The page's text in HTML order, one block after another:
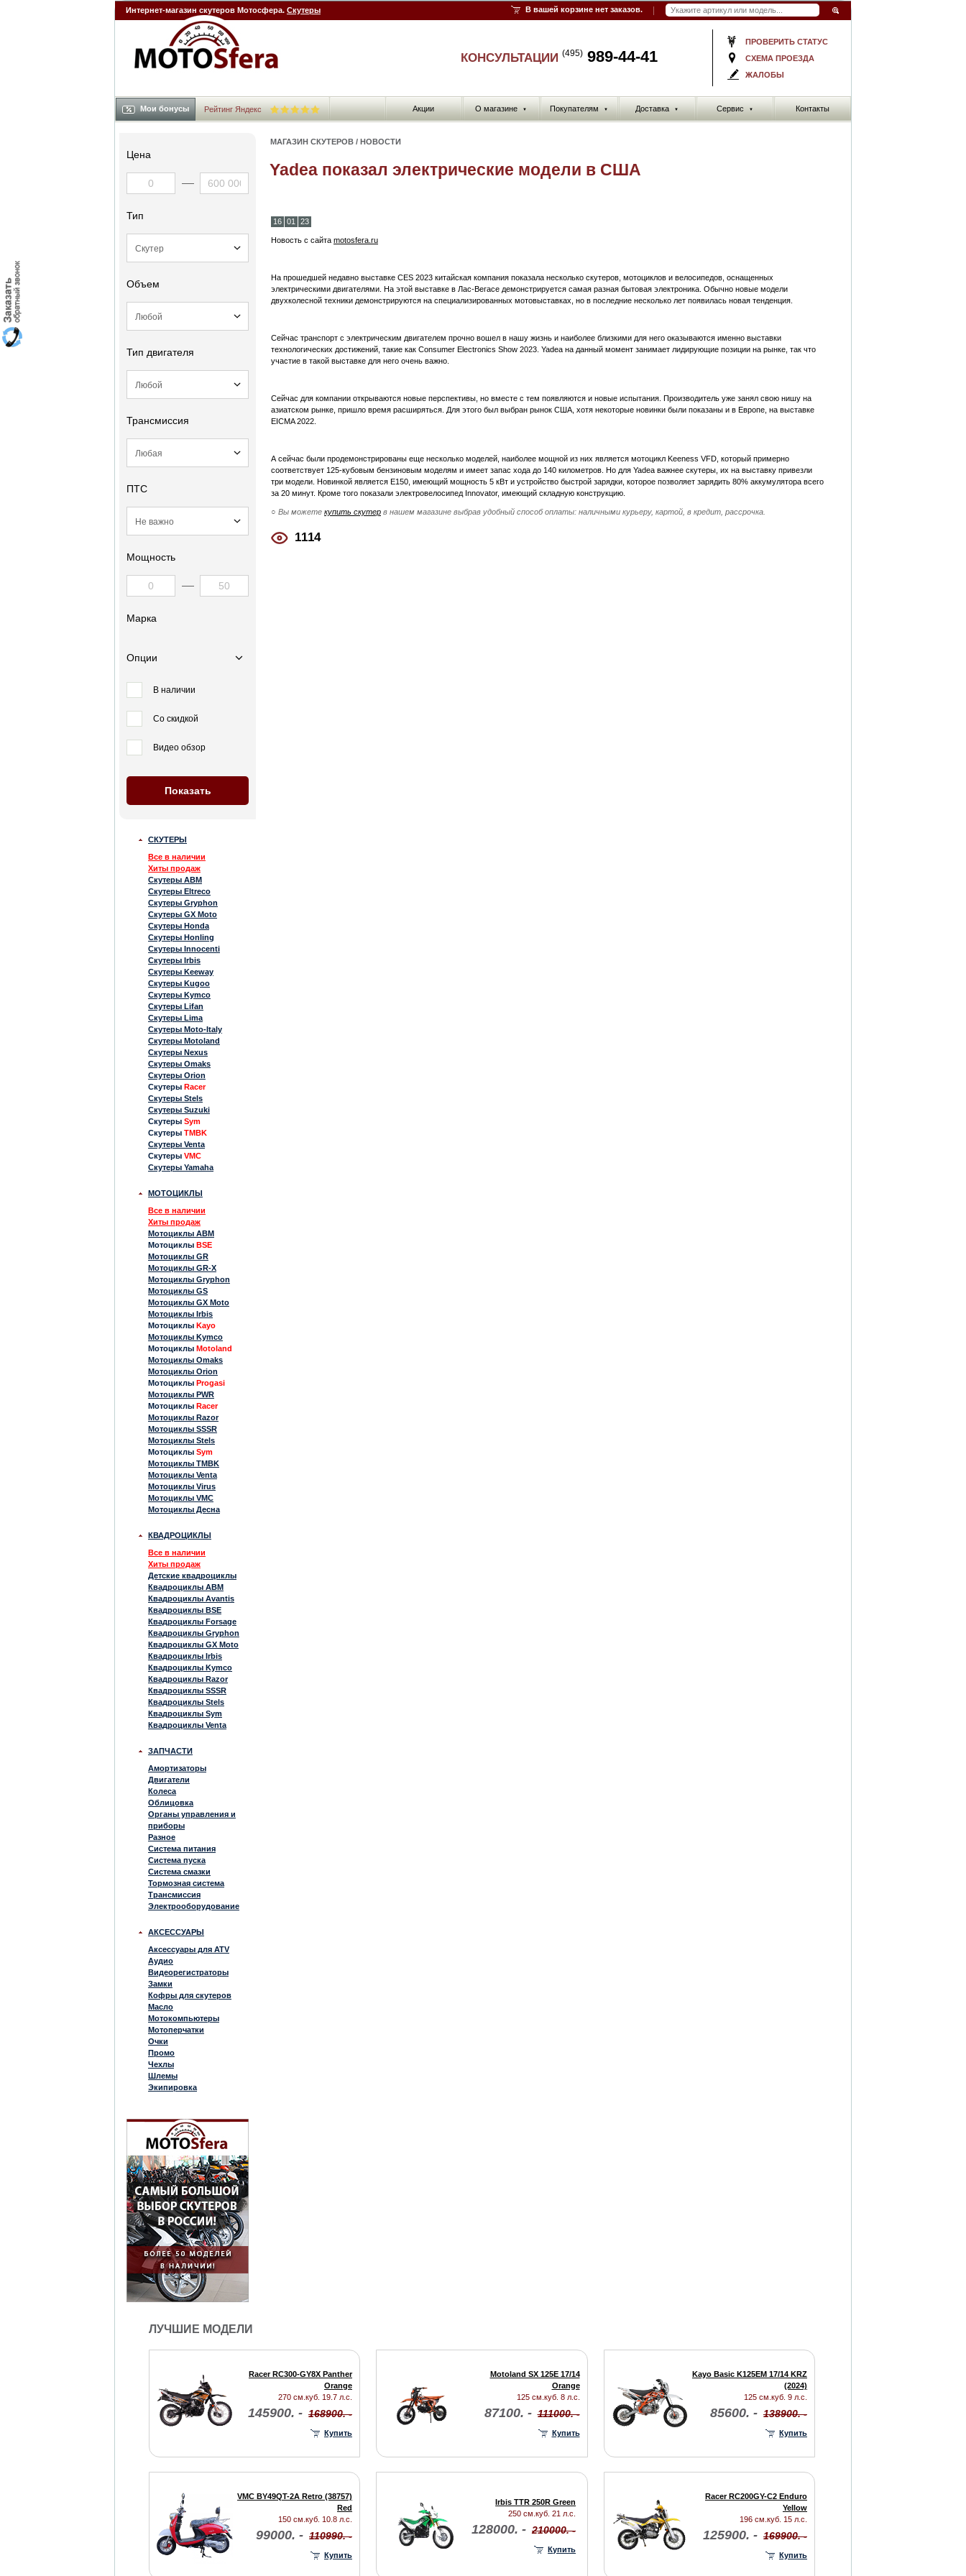
Интернет-магазин скутеров Мотосфера. Скутеры В вашей корзине нет заказов.
ПРОВЕРИТЬ СТАТУС
СХЕМА ПРОЕЗДА
ЖАЛОБЫ
КОНСУЛЬТАЦИИ (495) 989-44-41
Акции О магазине ▼ Покупателям ▼ Доставка ▼ Сервис ▼ Контакты
Мои бонусы Рейтинг Яндекс
Цена
Тип
Объем
Тип двигателя
Трансмиссия
ПТС
Мощность
Марка
Опции
В наличии
Со скидкой
Видео обзор
СКУТЕРЫ
Все в наличии
Хиты продаж
Скутеры ABM
Скутеры Eltreco
Скутеры Gryphon
Скутеры GX Moto
Скутеры Honda
Скутеры Honling
Скутеры Innocenti
Скутеры Irbis
Скутеры Keeway
Скутеры Kugoo
Скутеры Kymco
Скутеры Lifan
Скутеры Lima
Скутеры Moto-Italy
Скутеры Motoland
Скутеры Nexus
Скутеры Omaks
Скутеры Orion
Скутеры Racer
Скутеры Stels
Скутеры Suzuki
Скутеры Sym
Скутеры TMBK
Скутеры Venta
Скутеры VMC
Скутеры Yamaha
МОТОЦИКЛЫ
Все в наличии
Хиты продаж
Мотоциклы ABM
Мотоциклы BSE
Мотоциклы GR
Мотоциклы GR-X
Мотоциклы Gryphon
Мотоциклы GS
Мотоциклы GX Moto
Мотоциклы Irbis
Мотоциклы Kayo
Мотоциклы Kymco
Мотоциклы Motoland
Мотоциклы Omaks
Мотоциклы Orion
Мотоциклы Progasi
Мотоциклы PWR
Мотоциклы Racer
Мотоциклы Razor
Мотоциклы SSSR
Мотоциклы Stels
Мотоциклы Sym
Мотоциклы TMBK
Мотоциклы Venta
Мотоциклы Virus
Мотоциклы VMC
Мотоциклы Десна
КВАДРОЦИКЛЫ
Все в наличии
Хиты продаж
Детские квадроциклы
Квадроциклы ABM
Квадроциклы Avantis
Квадроциклы BSE
Квадроциклы Forsage
Квадроциклы Gryphon
Квадроциклы GX Moto
Квадроциклы Irbis
Квадроциклы Kymco
Квадроциклы Razor
Квадроциклы SSSR
Квадроциклы Stels
Квадроциклы Sym
Квадроциклы Venta
ЗАПЧАСТИ
Амортизаторы
Двигатели
Колеса
Облицовка
Органы управления и
приборы
Разное
Система питания
Система пуска
Система смазки
Тормозная система
Трансмиссия
Электрооборудование
АКСЕССУАРЫ
Аксессуары для ATV
Аудио
Видеорегистраторы
Замки
Кофры для скутеров
Масло
Мотокомпьютеры
Мотоперчатки
Очки
Промо
Чехлы
Шлемы
Экипировка
МАГАЗИН СКУТЕРОВ / НОВОСТИ
Yadea показал электрические модели в США
16 01 23
Новость с сайта motosfera.ru
На прошедшей недавно выставке СES 2023 китайская компания показала несколько скутеров, мотоциклов и велосипедов, оснащенных
электрическими двигателями. На этой выставке в Лас-Вегасе демонстрируется самая разная бытовая электроника. Обычно новые модели
двухколесной техники демонстрируются на специализированных мотовыставках, но в последние несколько лет появилась новая тенденция.
Сейчас транспорт с электрическим двигателем прочно вошел в нашу жизнь и наиболее близкими для него оказываются именно выставки
технологических достижений, такие как Consumer Electronics Show 2023. Yadea на данный момент занимает лидирующие позиции на рынке, так что
участие в такой выставке для него очень важно.
Сейчас для компании открываются новые перспективы, но вместе с тем появляются и новые испытания. Производитель уже занял свою нишу на
азиатском рынке, пришло время расширяться. Для этого был выбран рынок США, хотя некоторые новинки были показаны и в Европе, на выставке
EICMA 2022.
А сейчас были продемонстрированы еще несколько моделей, наиболее мощной из них является мотоцикл Keeness VFD, который примерно
соответствует 125-кубовым бензиновым моделям и имеет запас хода до 140 километров. Но для Yadea важнее скутеры, их на выставку привезли
три модели. Новинкой является Е150, имеющий мощность 5 кВт и устройство быстрой зарядки, которое позволяет зарядить 80% аккумулятора всего
за 20 минут. Кроме того показали электровелосипед Innovator, имеющий складную конструкцию.
○ Вы можете купить скутер в нашем магазине выбрав удобный способ оплаты: наличными курьеру, картой, в кредит, рассрочка.
1114
ЛУЧШИЕ МОДЕЛИ
Racer RC300-GY8X Panther
Orange
270 см.куб. 19.7 л.с.
145900. - 168900. -
Купить
Motoland SX 125E 17/14
Orange
125 см.куб. 8 л.с.
87100. - 111000. -
Купить
Kayo Basic K125EM 17/14 KRZ
(2024)
125 см.куб. 9 л.с.
85600. - 138900. -
Купить
VMC BY49QT-2A Retro (38757)
Red
150 см.куб. 10.8 л.с.
99000. - 110990. -
Купить
Irbis TTR 250R Green
250 см.куб. 21 л.с.
128000. - 210000. -
Купить
Racer RC200GY-C2 Enduro
Yellow
196 см.куб. 15 л.с.
125900. - 169900. -
Купить